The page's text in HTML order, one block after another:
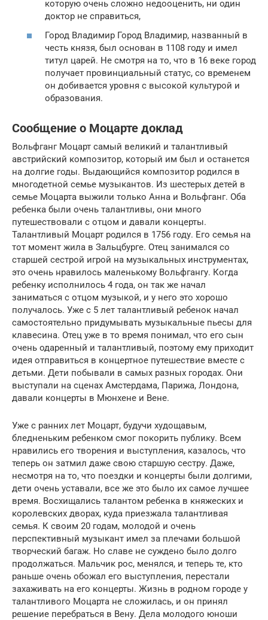
которую очень сложно недооценить, ни один
доктор не справиться,
Город Владимир Город Владимир, названный в
честь князя, был основан в 1108 году и имел
титул царей. Не смотря на то, что в 16 веке город
получает провинциальный статус, со временем
он добивается уровня с высокой культурой и
образования.
Сообщение о Моцарте доклад
Вольфганг Моцарт самый великий и талантливый
австрийский композитор, который им был и останется
на долгие годы. Выдающийся композитор родился в
многодетной семье музыкантов. Из шестерых детей в
семье Моцарта выжили только Анна и Вольфганг. Оба
ребенка были очень талантливы, они много
путешествовали с отцом и давали концерты.
Талантливый Моцарт родился в 1756 году. Его семья на
тот момент жила в Зальцбурге. Отец занимался со
старшей сестрой игрой на музыкальных инструментах,
это очень нравилось маленькому Вольфгангу. Когда
ребенку исполнилось 4 года, он так же начал
заниматься с отцом музыкой, и у него это хорошо
получалось. Уже с 5 лет талантливый ребенок начал
самостоятельно придумывать музыкальные пьесы для
клавесина. Отец уже в то время понимал, что его сын
очень одаренный и талантливый, поэтому ему приходит
идея отправиться в концертное путешествие вместе с
детьми. Дети побывали в самых разных городах. Они
выступали на сценах Амстердама, Парижа, Лондона,
давали концерты в Мюнхене и Вене.
Уже с ранних лет Моцарт, будучи худощавым,
бледненьким ребенком смог покорить публику. Всем
нравились его творения и выступления, казалось, что
теперь он затмил даже свою старшую сестру. Даже,
несмотря на то, что поездки и концерты были долгими,
дети очень уставали, все же это было их самое лучшее
время. Восхищались талантом ребенка в княжеских и
королевских дворах, куда приезжала талантливая
семья. К своим 20 годам, молодой и очень
перспективный музыкант имел за плечами большой
творческий багаж. Но славе не суждено было долго
продолжаться. Мальчик рос, менялся, и теперь те, кто
раньше очень обожал его выступления, перестали
захаживать на его концерты. Жизнь в родном городе у
талантливого Моцарта не сложилась, и он принял
решение перебраться в Вену. Дела молодого юноши